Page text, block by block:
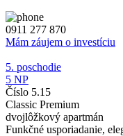
0911 277 870
Mám záujem o investíciu
5. poschodie
5 NP
Číslo 5.15
Classic Premium
dvojlôžkový apartmán
Funkčné usporiadanie,